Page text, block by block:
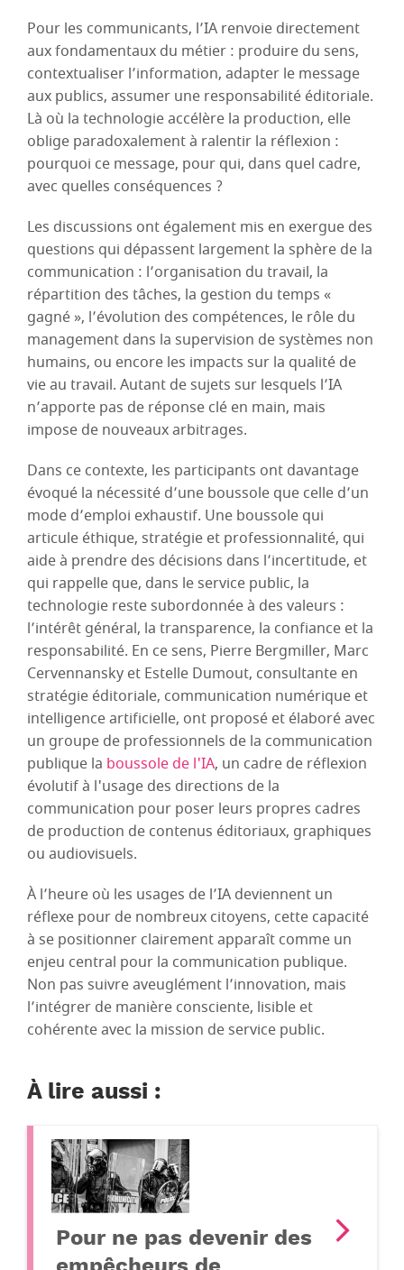
Pour les communicants, l’IA renvoie directement
aux fondamentaux du métier : produire du sens,
contextualiser l’information, adapter le message
aux publics, assumer une responsabilité éditoriale.
Là où la technologie accélère la production, elle
oblige paradoxalement à ralentir la réflexion :
pourquoi ce message, pour qui, dans quel cadre,
avec quelles conséquences ?
Les discussions ont également mis en exergue des
questions qui dépassent largement la sphère de la
communication : l’organisation du travail, la
répartition des tâches, la gestion du temps «
gagné », l’évolution des compétences, le rôle du
management dans la supervision de systèmes non
humains, ou encore les impacts sur la qualité de
vie au travail. Autant de sujets sur lesquels l’IA
n’apporte pas de réponse clé en main, mais
impose de nouveaux arbitrages.
Dans ce contexte, les participants ont davantage
évoqué la nécessité d’une boussole que celle d’un
mode d’emploi exhaustif. Une boussole qui
articule éthique, stratégie et professionnalité, qui
aide à prendre des décisions dans l’incertitude, et
qui rappelle que, dans le service public, la
technologie reste subordonnée à des valeurs :
l’intérêt général, la transparence, la confiance et la
responsabilité. En ce sens, Pierre Bergmiller, Marc
Cervennansky et Estelle Dumout, consultante en
stratégie éditoriale, communication numérique et
intelligence artificielle, ont proposé et élaboré avec
un groupe de professionnels de la communication
publique la boussole de l'IA, un cadre de réflexion
évolutif à l'usage des directions de la
communication pour poser leurs propres cadres
de production de contenus éditoriaux, graphiques
ou audiovisuels.
À l’heure où les usages de l’IA deviennent un
réflexe pour de nombreux citoyens, cette capacité
à se positionner clairement apparaît comme un
enjeu central pour la communication publique.
Non pas suivre aveuglément l’innovation, mais
l’intégrer de manière consciente, lisible et
cohérente avec la mission de service public.
À lire aussi :
Pour ne pas devenir des